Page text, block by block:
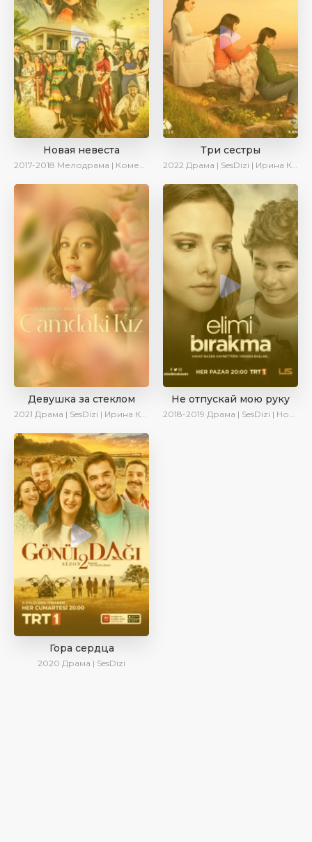
Новая невеста
2017-2018 Мелодрама | Комедия | SesDizi
Три сестры
2022 Драма | SesDizi | Ирина Котова | AveTurk
Девушка за стеклом
2021 Драма | SesDizi | Ирина Котова
Не отпускай мою руку
2018-2019 Драма | SesDizi | Новинки
Гора сердца
2020 Драма | SesDizi